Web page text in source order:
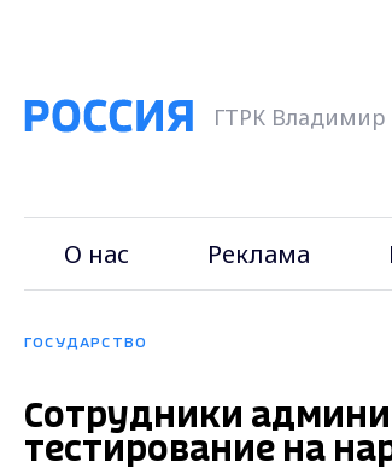
ГТРК Владимир
О нас Реклама
ГОСУДАРСТВО
Сотрудники
тестирование на